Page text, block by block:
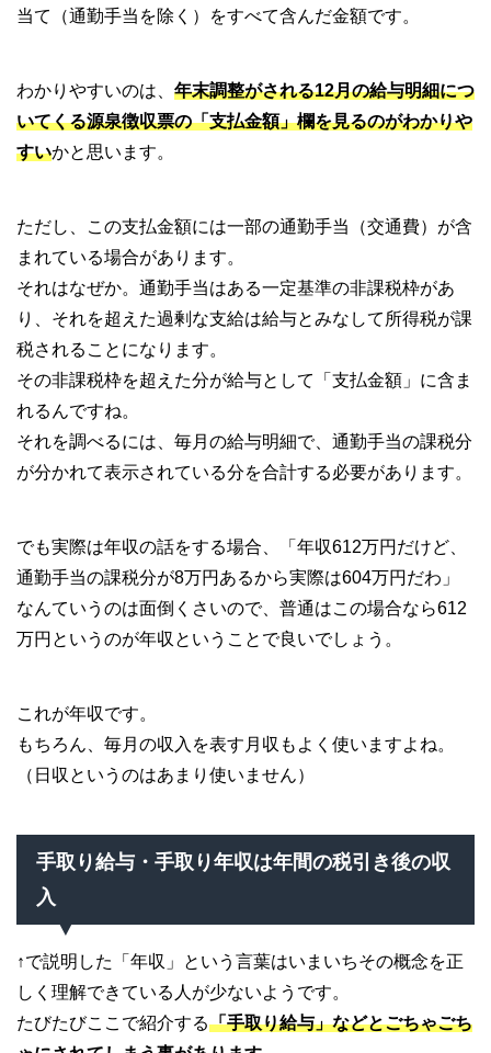
当て（通勤手当を除く）をすべて含んだ金額です。
わかりやすいのは、 年末調整がされる12月の給与明細につ
いてくる源泉徴収票の「支払金額」欄を見るのがわかりや
すいかと思います。
ただし、この支払金額には一部の通勤手当（交通費）が含
まれている場合があります。
それはなぜか。通勤手当はある一定基準の非課税枠があ
り、それを超えた過剰な支給は給与とみなして所得税が課
税されることになります。
その非課税枠を超えた分が給与として「支払金額」に含ま
れるんですね。
それを調べるには、毎月の給与明細で、通勤手当の課税分
が分かれて表示されている分を合計する必要があります。
でも実際は年収の話をする場合、「年収612万円だけど、
通勤手当の課税分が8万円あるから実際は604万円だわ」
なんていうのは面倒くさいので、普通はこの場合なら612
万円というのが年収ということで良いでしょう。
これが年収です。
もちろん、毎月の収入を表す月収もよく使いますよね。
（日収というのはあまり使いません）
手取り給与・手取り年収は年間の税引き後の収
入
↑で説明した「年収」という言葉はいまいちその概念を正
しく理解できている人が少ないようです。
たびたびここで紹介する「手取り給与」などとごちゃごち